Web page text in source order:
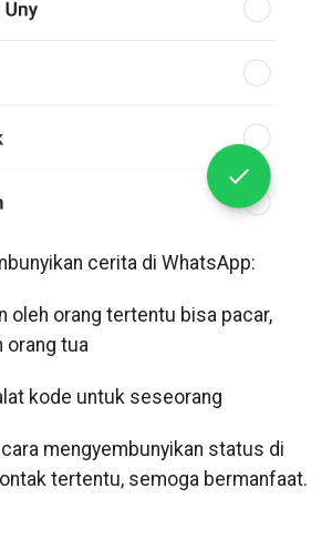
cerita di WhatsApp:
oleh orang tertentu bisa pacar,
orang tua
kode untuk seseorang
mengyembunyikan status di
tertentu, semoga bermanfaat.